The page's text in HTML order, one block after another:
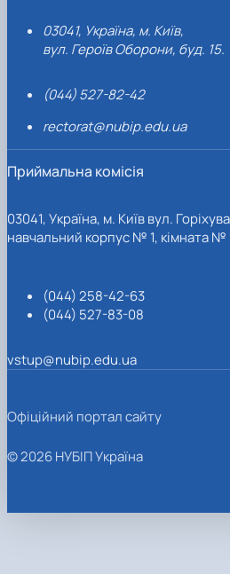
03041, Україна, м. Київ,
вул. Героїв Оборони, буд. 15.
(044) 527-82-42
rectorat@nubip.edu.ua
Приймальна комісія
03041, Україна, м. Київ вул.
навчальний корпус № 1, кімната №
(044) 258-42-63
(044) 527-83-08
vstup@nubip.edu.ua
Офіційний портал сайту
© 2026 НУБІП Україна